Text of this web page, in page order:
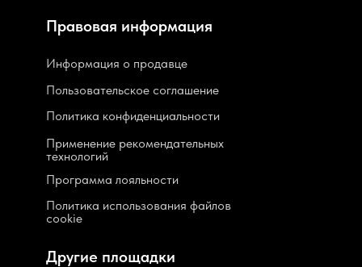
Пользовательское соглашение
Политика конфиденциальности
Программа лояльности
Политика использования файлов
cookie
Применение рекомендательных
технологий
Информация о продавце
Правовая информация
Другие площадки